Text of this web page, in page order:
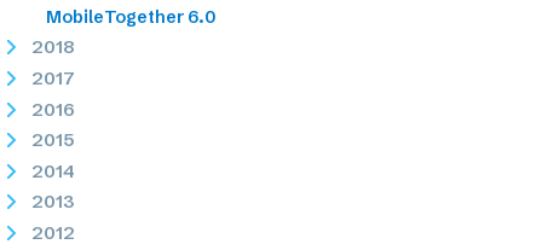
MobileTogether 6.0
2018
2017
2016
2015
2014
2013
2012